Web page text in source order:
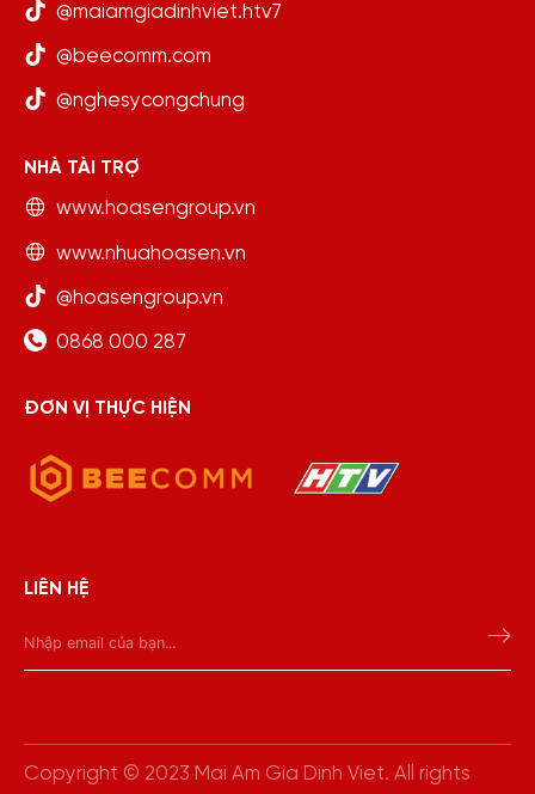
@maiamgiadinhviet.htv7
@beecomm.com
@nghesycongchung
NHÀ TÀI TRỢ
www.hoasengroup.vn
www.nhuahoasen.vn
@hoasengroup.vn
0868 000 287
ĐƠN VỊ THỰC HIỆN
LIÊN HỆ
Copyright © 2023 Mai Am Gia Dinh Viet. All rights